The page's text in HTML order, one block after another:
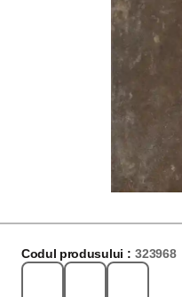
Codul produsului : 323968